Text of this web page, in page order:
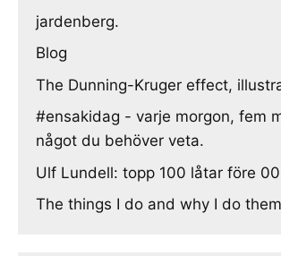
jardenberg.
Blog
The Dunning-Kruger effect,
#ensakidag - varje morgon, fem
något du behöver veta.
Ulf Lundell: topp 100 låtar före
The things I do and why I do them